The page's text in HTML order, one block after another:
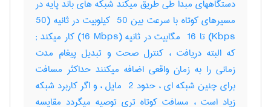
دستگاههای مبدا طی طریق میکند شبکه های باند پایه در
مسیرهای کوتاه با سرعت بین ‎ 50 کیلوبیت در ثانیه (‎50
Kbps) تا ‎ 16 مگابیت در ثانیه (‎16 Mbps) کار میکند‎ ;
که البته دریافت ، کنترل صحت و تبدیل پیغام مدت
زمانی را به زمان واقعی اضافه میکنند حداکثر مسافت
برای چنین شبکه ای ، حدود ‎ 2 مایل ، و اگر کاربرد شبکه
زیاد است ، مسافت کوتاه تری توصیه میگردد مقایسه